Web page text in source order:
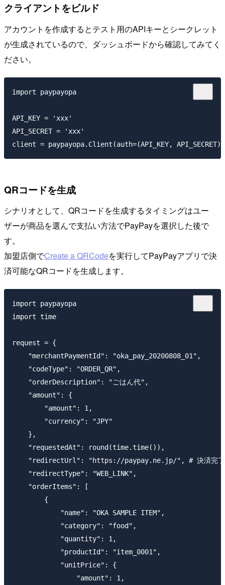
クライアントをビルド
アカウントを作成するとテスト用のAPIキーとシークレット
が生成されているので、ダッシュボードから確認してみてく
ださい。
import paypayopa
API_KEY = 'xxx'
API_SECRET = 'xxx'
QRコードを生成
シナリオとして、QRコードを生成するタイミングはユー
ザーが商品を選んで支払い方法でPayPayを選択した後で
す。
加盟店側でCreate a QRCodeを実行してPayPayアプリで決
済可能なQRコードを生成します。
import paypayopa
import time
request = {
    "merchantPaymentId": "oka_pay_20200808_01",
    "codeType": "ORDER_QR",
    "orderDescription": "ごはん代",
    "amount": {
        "amount": 1,
        "currency": "JPY"
    },
    "requestedAt": round(time.time()),
"redirectUrl": "https://paypay.ne.jp/", # 決済完了
    "redirectType": "WEB_LINK",
    "orderItems": [
        {
            "name": "OKA SAMPLE ITEM",
            "category": "food",
            "quantity": 1,
            "productId": "item_0001",
            "unitPrice": {
                "amount": 1,